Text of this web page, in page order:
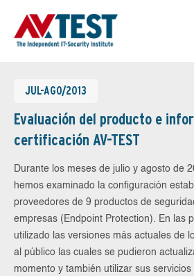
JUL-AGO/2013
Evaluación del producto e
certificación AV-TEST
Durante los meses de julio y agosto de
hemos examinado la configuración
proveedores de 9 productos de
empresas (Endpoint Protection). En las
utilizado las versiones más actuales de
al público las cuales se pudieron
momento y también utilizar sus servicios